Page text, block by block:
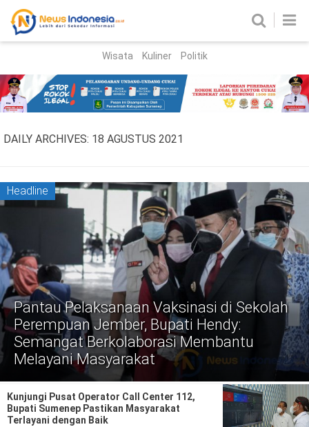
Parlemen
Nasional
Kriminal
Korupsi
Politik
Gaya Hidup
Otomotif
Wisata Kuliner Politik
DAILY ARCHIVES: 18 AGUSTUS 2021
Headline
Pantau Pelaksanaan Vaksinasi di Sekolah
Perempuan Jember, Bupati Hendy:
Semangat Berkolaborasi Membantu
Melayani Masyarakat
Kunjungi Pusat Operator Call Center 112,
Bupati Sumenep Pastikan Masyarakat
Terlayani dengan Baik